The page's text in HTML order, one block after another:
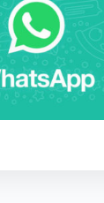
安全又可靠的
家人聯繫。